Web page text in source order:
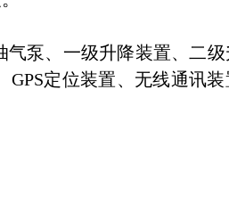
泵、一级升降装置、二级
定位装置、无线通讯